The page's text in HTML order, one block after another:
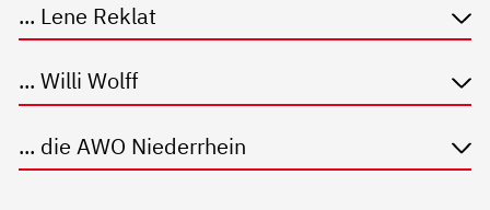
... Lene Reklat
... Willi Wolff
... die AWO Niederrhein